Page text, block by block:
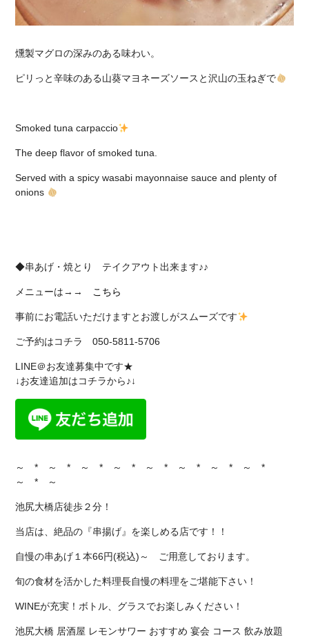
燻製マグロの深みのある味わい。
ピリっと辛味のある山葵マヨネーズソースと沢山の玉ねぎで
Smoked tuna carpaccio
The deep flavor of smoked tuna.
Served with a spicy wasabi mayonnaise sauce and plenty of
onions
◆串あげ・焼とり テイクアウト出来ます♪♪
メニューは→→ こちら
事前にお電話いただけますとお渡しがスムーズです
ご予約はコチラ 050-5811-5706
LINE＠お友達募集中です★
↓お友達追加はコチラから♪↓
～ * ～ * ～ * ～ * ～ * ～ * ～ * ～ *
～ * ～
池尻大橋店徒歩２分！
当店は、絶品の『串揚げ』を楽しめる店です！！
自慢の串あげ１本66円(税込)～ ご用意しております。
旬の食材を活かした料理長自慢の料理をご堪能下さい！
WINEが充実！ボトル、グラスでお楽しみください！
池尻大橋 居酒屋 レモンサワー おすすめ 宴会 コース 飲み放題